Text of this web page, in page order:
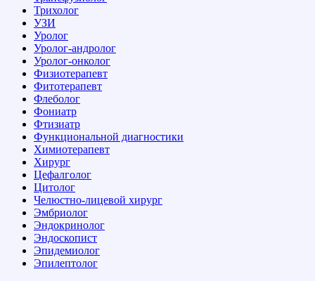
Трихолог
УЗИ
Уролог
Уролог-андролог
Уролог-онколог
Физиотерапевт
Фитотерапевт
Флеболог
Фониатр
Фтизиатр
Функциональной диагностики
Химиотерапевт
Хирург
Цефалголог
Цитолог
Челюстно-лицевой хирург
Эмбриолог
Эндокринолог
Эндоскопист
Эпидемиолог
Эпилептолог